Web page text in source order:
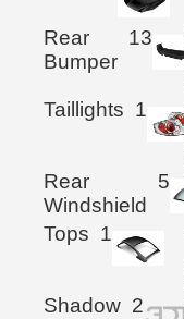
Rear
Bumper
13
Taillights 1
Rear
Windshield
5
Tops 1
Shadow 2